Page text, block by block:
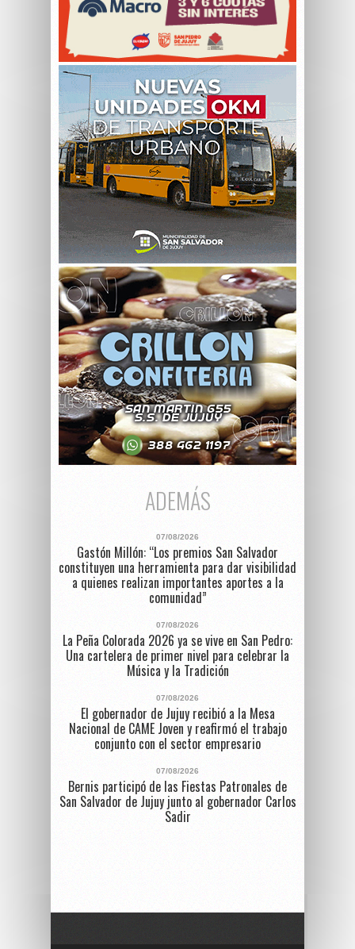
ADEMÁS
07/08/2026
Gastón Millón: “Los premios San Salvador
constituyen una herramienta para dar visibilidad
a quienes realizan importantes aportes a la
comunidad”
07/08/2026
La Peña Colorada 2026 ya se vive en San Pedro:
Una cartelera de primer nivel para celebrar la
Música y la Tradición
07/08/2026
El gobernador de Jujuy recibió a la Mesa
Nacional de CAME Joven y reafirmó el trabajo
conjunto con el sector empresario
07/08/2026
Bernis participó de las Fiestas Patronales de
San Salvador de Jujuy junto al gobernador Carlos
Sadir